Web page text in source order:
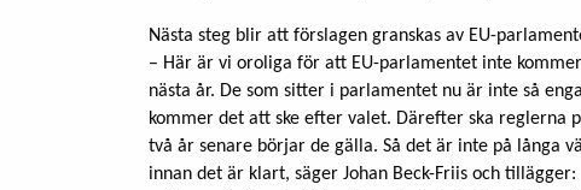
Nästa steg blir att förslagen granskas av EU-
– Här är vi oroliga för att EU-parlamentet inte
nästa år. De som sitter i parlamentet nu är inte så
kommer det att ske efter valet. Därefter ska reglerna
två år senare börjar de gälla. Så det är inte på långa
innan det är klart, säger Johan Beck-Friis och tillägger: